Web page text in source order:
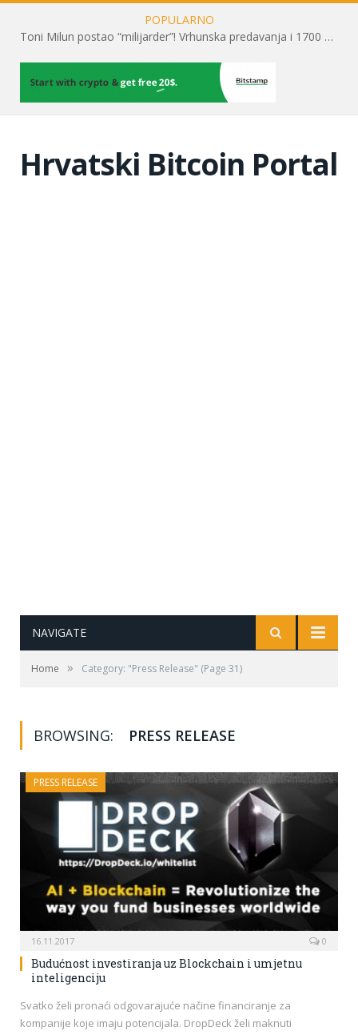
POPULARNO
Toni Milun postao “milijarder”! Vrhunska predavanja i 1700 posjetitelja obilježili su mjesec financijske pismenosti
Hrvatski Bitcoin Portal
NAVIGATE
Home » Category: "Press Release" (Page 31)
BROWSING: PRESS RELEASE
PRESS RELEASE
16.11.2017 0
Budućnost investiranja uz Blockchain i umjetnu
inteligenciju
Svatko želi pronaći odgovarajuće načine financiranje za
kompanije koje imaju potencijala. DropDeck želi maknuti